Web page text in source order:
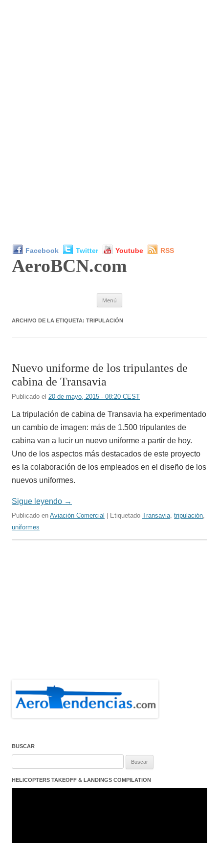
Facebook Twitter Youtube RSS
AeroBCN.com
Menú
ARCHIVO DE LA ETIQUETA: TRIPULACIÓN
Nuevo uniforme de los tripulantes de
cabina de Transavia
Publicado el 20 de mayo, 2015 - 08:20 CEST
La tripulación de cabina de Transavia ha experimentado
un cambio de imagen: más de 1.500 tripulantes de
cabina van a lucir un nuevo uniforme a partir de hoy.
Uno de los aspectos más destacados de este proyecto
es la colaboración de los empleados en el diseño de los
nuevos uniformes.
Sigue leyendo →
Publicado en Aviación Comercial | Etiquetado Transavia tripulación
uniformes
BUSCAR
HELICOPTERS TAKEOFF & LANDINGS COMPILATION
Reproductor